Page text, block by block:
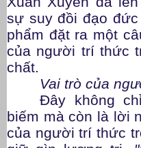
sự suy đồi đạo
phẩm đặt ra một
của người trí thức
chất.
Vai trò của
Đây không
biếm mà còn là lời
của người trí thức